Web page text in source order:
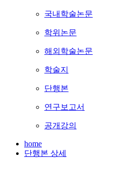
국내학술논문
학위논문
해외학술논문
학술지
단행본
연구보고서
공개강의
home
단행본 상세